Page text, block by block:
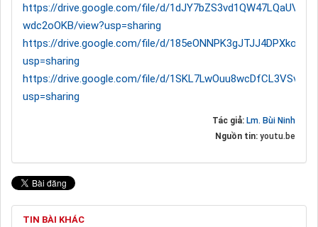
https://drive.google.com/file/d/
wdc2oOKB/view?usp=sharing
https://drive.google.com/file/d/
usp=sharing
https://drive.google.com/file/d/
usp=sharing
Tác giả: Lm. Bùi Ninh
Nguồn tin: youtu.be
TIN BÀI KHÁC